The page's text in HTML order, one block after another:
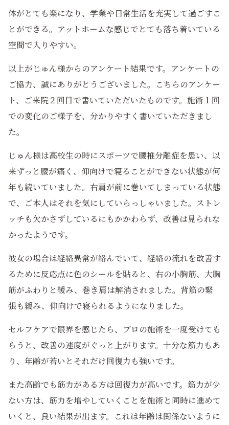
体がとても楽になり、学業や日常生活を充実して過ごすこ
とができる。アットホームな感じでとても落ち着いている
空間で入りやすい。
以上がじゅん様からのアンケート結果です。アンケートの
ご協力、誠にありがとうございました。こちらのアンケー
ト、ご来院２回目で書いていただいたものです。施術１回
での変化のご様子を、分かりやすく書いていただきまし
た。
じゅん様は高校生の時にスポーツで腰椎分離症を患い、以
来ずっと腰が痛く、仰向けで寝ることができない状態が何
年も続いていました。右肩が前に巻いてしまっている状態
で、ご本人はそれを気にしていらっしゃいました。ストレ
ッチも欠かさずしているにもかかわらず、改善は見られな
かったようです。
彼女の場合は経絡異常が絡んでいて、経絡の流れを改善す
るために反応点に色のシールを貼ると、右の小胸筋、大胸
筋がふわりと緩み、巻き肩は解消されました。背筋の緊
張も緩み、仰向けで寝られるようになりました。
セルフケアで限界を感じたら、プロの施術を一度受けても
らうと、改善の速度がぐっと上がります。十分な筋力もあ
り、年齢が若いとそれだけ回復力も強いです。
また高齢でも筋力がある方は回復力が高いです。筋力が少
ない方は、筋力を増やしていくことを施術と同時に進めて
いくと、良い結果が出ます。これは年齢は関係ないように